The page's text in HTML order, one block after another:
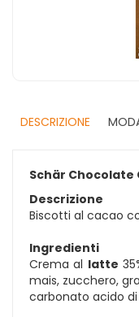
DESCRIZIONE
Schär Chocolate
Descrizione
Biscotti al cacao
Ingredienti
Crema al latte
mais, zucchero,
carbonato acido di